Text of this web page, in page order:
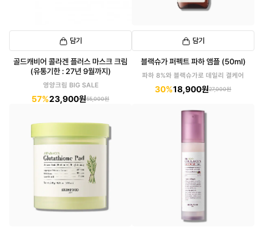
담기
골드캐비어 콜라겐 플러스 마스크 크림
(유통기한 : 27년 9월까지)
영양크림 BIG SALE
57%23,900원55,000원
담기
블랙슈가 퍼펙트 파하 앰플 (50ml)
파하 8%와 블랙슈가로 데일리 결케어
30%18,900원27,000원